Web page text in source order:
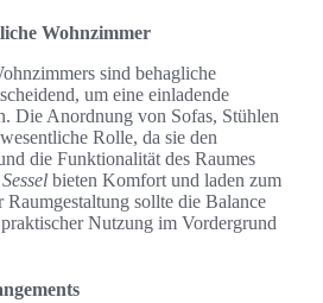
Wohnzimmer
sind behagliche
um eine einladende
Die Anordnung von Sofas, Stühlen
Rolle, da sie den
die Funktionalität des Raumes
bieten Komfort und laden zum
Raumgestaltung sollte die Balance
Nutzung im Vordergrund